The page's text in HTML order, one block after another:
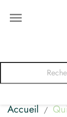

Accueil